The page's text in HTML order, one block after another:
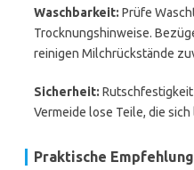
Waschbarkeit: Prüfe
Trocknungshinweise.
reinigen Milchrückstände
Sicherheit:
Vermeide lose Teile, die
Praktische